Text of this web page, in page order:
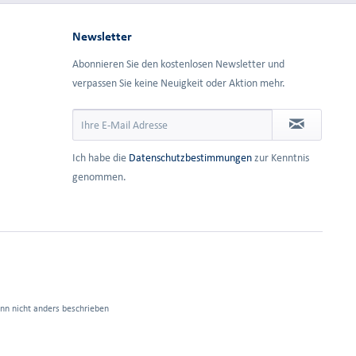
Newsletter
Abonnieren Sie den kostenlosen Newsletter und
verpassen Sie keine Neuigkeit oder Aktion mehr.
Ich habe die Datenschutzbestimmungen zur Kenntnis
genommen.
nicht anders beschrieben